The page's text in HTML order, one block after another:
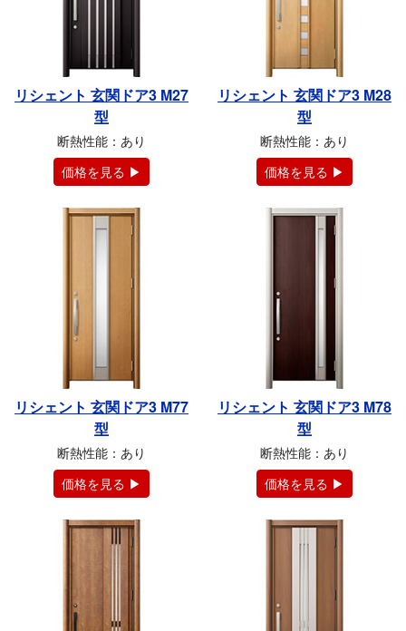
リシェント 玄関ドア3 M27
型
断熱性能：あり
価格を見る ▶
リシェント 玄関ドア3 M28
型
断熱性能：あり
価格を見る ▶
リシェント 玄関ドア3 M77
型
断熱性能：あり
価格を見る ▶
リシェント 玄関ドア3 M78
型
断熱性能：あり
価格を見る ▶